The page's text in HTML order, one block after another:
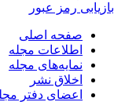
رمز عبور
صفحه اصلی
اطلاعات مجله
نمایه‌های مجله
اخلاق نشر
اعضای دفتر مجله